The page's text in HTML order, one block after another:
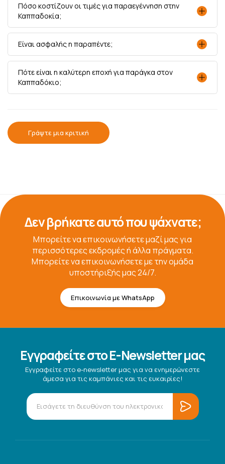
Πόσο κοστίζουν οι τιμές για παραεγέννηση στην
Καππαδοκία;
Είναι ασφαλής η παραπέντε;
Πότε είναι η καλύτερη εποχή για παράγκα στον
Καππαδόκιο;
Γράψτε μια κριτική
Δεν βρήκατε αυτό που ψάχνατε;
Μπορείτε να επικοινωνήσετε μαζί μας για
περισσότερες εκδρομές ή άλλα πράγματα.
Μπορείτε να επικοινωνήσετε με την ομάδα
υποστήριξής μας 24/7.
Επικοινωνία με WhatsApp
Εγγραφείτε στο E-Newsletter μας
Εγγραφείτε στο e-newsletter μας για να ενημερώνεστε
άμεσα για τις καμπάνιες και τις ευκαιρίες!